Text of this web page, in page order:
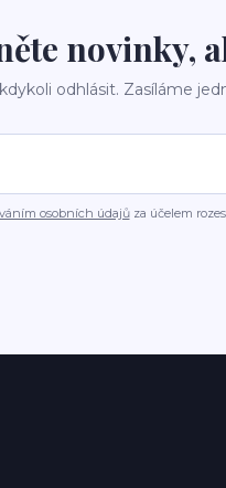
novinky,
odhlásit. Zasíláme
osobních údajůza účelem